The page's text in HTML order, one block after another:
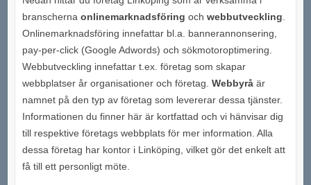
branscherna onlinemarknadsföring och webbutveckling
Onlinemarknadsföring innefattar bl.a. bannerannonsering,
pay-per-click (Google Adwords) och sökmotoroptimering.
Webbutveckling innefattar t.ex. företag som skapar
webbplatser år organisationer och företag. Webbyråär
namnet på den typ av företag som levererar dessa tjänster.
Informationen du finner här är kortfattad och vi hänvisar dig
till respektive företags webbplats för mer information. Alla
dessa företag har kontor i Linköping, vilket gör det enkelt att
få till ett personligt möte.